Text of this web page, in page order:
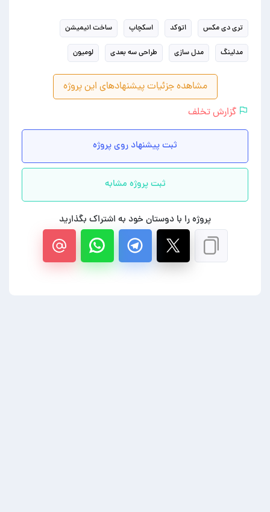
تری دی مکس اتوکد اسکچاپ ساخت انیمیشن
مدلینگ مدل سازی طراحی سه بعدی لومیون
مشاهده جزئیات پیشنهادهای این پروژه
گزارش تخلف
ثبت پیشنهاد روی پروژه
ثبت پروژه مشابه
پروژه را با دوستان خود به اشتراک بگذارید